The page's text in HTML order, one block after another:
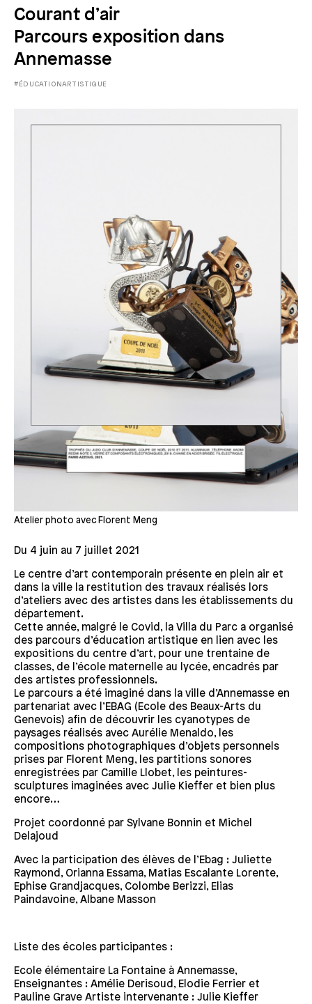
Courant d’air
Parcours exposition dans
Annemasse
#ÉDUCATIONARTISTIQUE
Atelier photo avec Florent Meng
Du 4 juin au 7 juillet 2021
Le centre d’art contemporain présente en plein air et
dans la ville la restitution des travaux réalisés lors
d’ateliers avec des artistes dans les établissements du
département.
Cette année, malgré le Covid, la Villa du Parc a organisé
des parcours d’éducation artistique en lien avec les
expositions du centre d’art, pour une trentaine de
classes, de l’école maternelle au lycée, encadrés par
des artistes professionnels.
Le parcours a été imaginé dans la ville d’Annemasse en
partenariat avec l’EBAG (Ecole des Beaux-Arts du
Genevois) afin de découvrir les cyanotypes de
paysages réalisés avec Aurélie Menaldo, les
compositions photographiques d’objets personnels
prises par Florent Meng, les partitions sonores
enregistrées par Camille Llobet, les peintures-
sculptures imaginées avec Julie Kieffer et bien plus
encore…
Projet coordonné par Sylvane Bonnin et Michel
Delajoud
Avec la participation des élèves de l’Ebag : Juliette
Raymond, Orianna Essama, Matias Escalante Lorente,
Ephise Grandjacques, Colombe Berizzi, Elias
Paindavoine, Albane Masson
Liste des écoles participantes :
Ecole élémentaire La Fontaine à Annemasse,
Enseignantes : Amélie Derisoud, Elodie Ferrier et
Pauline Grave Artiste intervenante : Julie Kieffer